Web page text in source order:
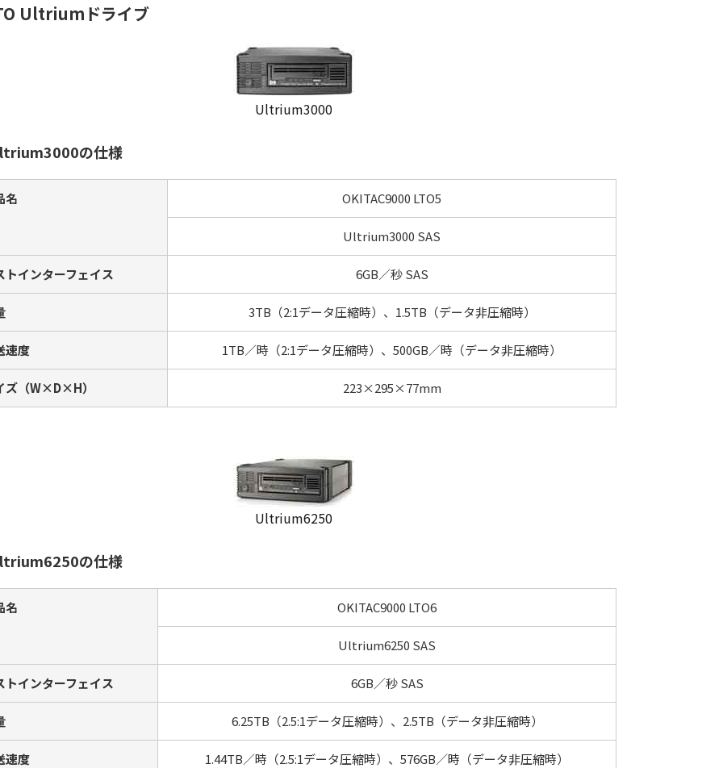
Ultriumドライブ
Ultrium3000
の仕様
名 OKITAC9000 LTO5
Ultrium3000 SAS
トインターフェイス 6GB／秒 SAS
3TB（2:1データ圧縮時）、1.5TB（データ非圧縮時）
速度 1TB／時（2:1データ圧縮時）、500GB／時（データ非圧縮時）
ズ（W×D×H） 223×295×77mm
Ultrium6250
の仕様
名 OKITAC9000 LTO6
Ultrium6250 SAS
トインターフェイス 6GB／秒 SAS
6.25TB（2.5:1データ圧縮時）、2.5TB（データ非圧縮時）
速度 1.44TB／時（2.5:1データ圧縮時）、576GB／時（データ非圧縮時）